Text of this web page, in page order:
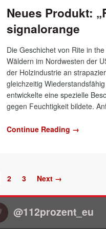
Neues Produkt:
signalorange
Die Geschichet von Rite in
Wäldern im Nordwesten der
der Holzindustrie an
gleichzeitig
entwickelte eine spezielle
gegen Feuchtigkeit bildete.
Continue Reading →
2 3 Next →
@112prozent_eu